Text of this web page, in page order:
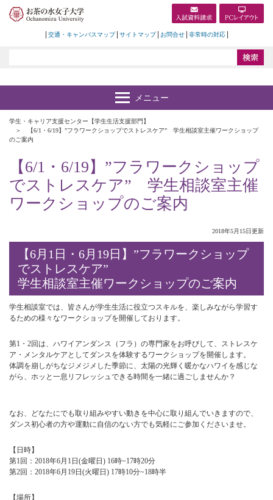
交通・キャンパスマップ サイトマップ お問合せ 非常時の対応
学生・キャリア支援センター【学生生活支援部門】
【6/1・6/19】”フラワークショップでストレスケア” 学生相談室主催ワークショップ
のご案内
【6/1・6/19】”フラワークショップ
でストレスケア” 学生相談室主催
ワークショップのご案内
2018年5月15日更新
【6月1日・6月19日】”フラワークショップ
でストレスケア”
学生相談室主催ワークショップのご案内
学生相談室では、皆さんが学生生活に役立つスキルを、楽しみながら学習す
るための様々なワークショップを開催しております。
第1・2回は、ハワイアンダンス（フラ）の専門家をお呼びして、ストレスケ
ア・メンタルケアとしてダンスを体験するワークショップを開催します。
体調を崩しがちなジメジメした季節に、太陽の光輝く暖かなハワイを感じな
がら、ホッと一息リフレッシュできる時間を一緒に過ごしませんか？
なお、どなたにでも取り組みやすい動きを中心に取り組んでいきますので、
ダンス初心者の方や運動に自信のない方でも気軽にご参加くださいませ。
【日時】
第1回：2018年6月1日(金曜日) 16時~17時20分
第2回：2018年6月19日(火曜日) 17時10分~18時半
【場所】